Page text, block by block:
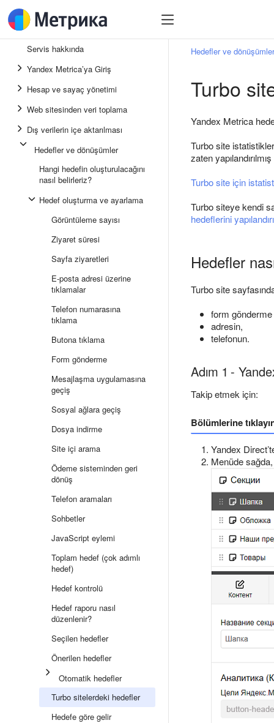
Servis hakkında
Yandex Metrica’ya Giriş
Hesap ve sayaç yönetimi
Web sitesinden veri toplama
Dış verilerin içe aktarılması
Hedefler ve dönüşümler
Hangi hedefin oluşturulacağını
nasıl belirleriz?
Hedef oluşturma ve ayarlama
Görüntüleme sayısı
Ziyaret süresi
Sayfa ziyaretleri
E-posta adresi üzerine
tıklamalar
Telefon numarasına
tıklama
Butona tıklama
Form gönderme
Mesajlaşma uygulamasına
geçiş
Sosyal ağlara geçiş
Dosya indirme
Site içi arama
Ödeme sisteminden geri
dönüş
Telefon aramaları
Sohbetler
JavaScript eylemi
Toplam hedef (çok adımlı
hedef)
Hedef kontrolü
Hedef raporu nasıl
düzenlenir?
Seçilen hedefler
Önerilen hedefler
Otomatik hedefler
Turbo sitelerdeki hedefler
Hedefe göre gelir
Hedefler ve dönüşümler
Turbo
Yandex Metrica
Turbo site
zaten
Turbo site için
Turbo siteye kendi
hedeflerini
Hedefler
Turbo site
form
adresin,
telefonun.
Adım 1 -
Takip etmek için:
Bölümlerine
Yandex
Menüde